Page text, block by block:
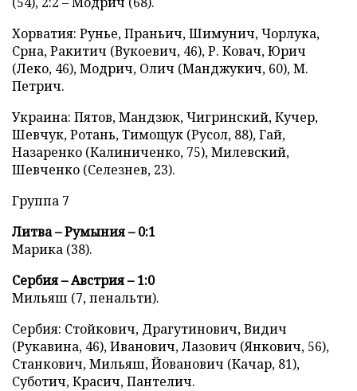
Хорватия: Рунье, Праньич, Шимунич, Чорлука,
Срна, Ракитич (Вукоевич, 46), Р. Ковач, Юрич
(Леко, 46), Модрич, Олич (Манджукич, 60), М.
Петрич.
Украина: Пятов, Мандзюк, Чигринский, Кучер,
Шевчук, Ротань, Тимощук (Русол, 88), Гай,
Назаренко (Калиниченко, 75), Милевский,
Шевченко (Селезнев, 23).
Группа 7
Литва – Румыния – 0:1
Марика (38).
Сербия – Австрия – 1:0
Мильяш (7, пенальти).
Сербия: Стойкович, Драгутинович, Видич
(Рукавина, 46), Иванович, Лазович (Янкович, 56),
Станкович, Мильяш, Йованович (Качар, 81),
Суботич, Красич, Пантелич.